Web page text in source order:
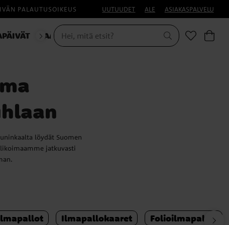
PALAUTUSOIKEUS UUTUUDET ALE ASIAKASPALVELU
NAAMIAISET
löydät Suomen
jatkuvasti
kaikille vieraille.
Ilmapallokaaret Folioilmapallot